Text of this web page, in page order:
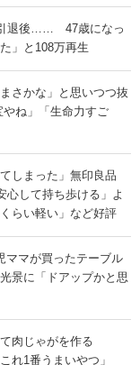
引退後…… 47歳になっ
」と108万再生
さかな」と思いつつ抜
ね」「生命力すご
しまった」無印良品
心して持ち歩ける」よ
らい軽い」など好評
ママが買ったテーブル
に「ドアップかと思
肉じゃがを作る
1番うまいやつ」